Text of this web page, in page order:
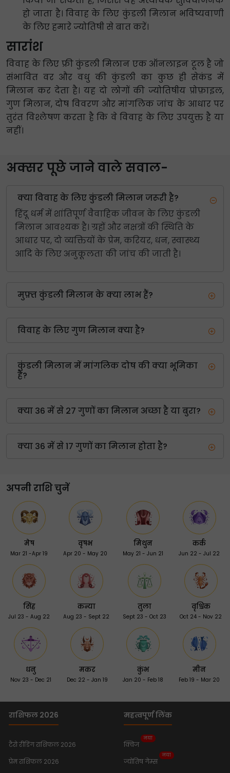
हो जाता है। विवाह के लिए कुंडली मिलान भविष्यवाणी
के लिए हमारे ज्योतिषी से बात करें।
सारांश
विवाह के लिए फ्री कुंडली मिलान एक ऑनलाइन टूल है जो
संभावित वर और वधु की कुंडली का कुछ ही सेकंड में
मिलान कर देता है। यह दो लोगों की ज्योतिषीय प्रोफ़ाइल,
गुण मिलान, दोष विवरण और मांगलिक जांच के आधार पर
तुरंत विश्लेषण करता है कि वे विवाह के लिए उपयुक्त है या
नहीं।
अक्सर पूछे जाने वाले सवाल-
क्या विवाह के लिए कुंडली मिलान जरूरी है?
हिंदू धर्म में शांतिपूर्ण वैवाहिक जीवन के लिए कुंडली
मिलान आवश्यक है। ग्रहों और नक्षत्रों की स्थिति के
आधार पर, दो व्यक्तियों के प्रेम, करियर, धन, स्वास्थ्य
आदि के लिए अनुकूलता की जांच की जाती है।
मुफ़्त कुंडली मिलान के क्या लाभ हैं?
विवाह के लिए गुण मिलान क्या है?
कुंडली मिलान में मांगलिक दोष की क्या भूमिका
है?
क्या 36 में से 27 गुणों का मिलान अच्छा है या बुरा?
क्या 36 में से 17 गुणों का मिलान होता है?
अपनी राशि चुनें
मेष
Mar 21 -Apr 19
वृषभ
Apr 20 - May 20
मिथुन
May 21 - Jun 21
कर्क
Jun 22 - Jul 22
सिंह
Jul 23 - Aug 22
कन्या
Aug 23 - Sept 22
तुला
Sept 23 - Oct 23
वृश्चिक
Oct 24 - Nov 22
धनु
Nov 23 - Dec 21
मकर
Dec 22 - Jan 19
कुंभ
Jan 20 - Feb 18
मीन
Feb 19 - Mar 20
राशिफल 2026
टैरो रीडिंग राशिफल 2026
प्रेम राशिफल 2026
महत्वपूर्ण लिंक
क्विज
नया
ज्योतिष गेम्स
नया